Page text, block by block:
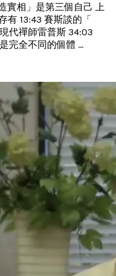
實相」是第三個自己 上
有 13:43 賽斯談的「
代禪師雷普斯 34:03
完全不同的個體 ...